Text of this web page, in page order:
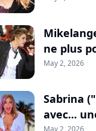
ne plus
May 2, 2026
Sabrina
avec...
May 2, 2026